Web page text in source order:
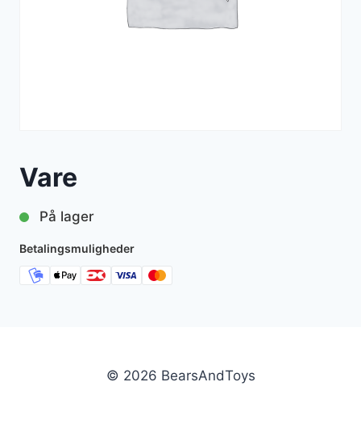
Vare
På lager
Betalingsmuligheder
© 2026 BearsAndToys